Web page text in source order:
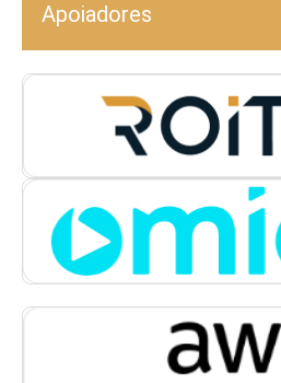
Apoiadores